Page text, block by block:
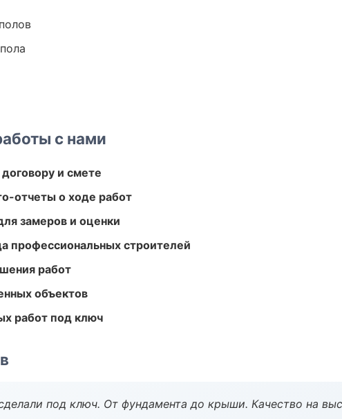
с нами
и смете
отчеты о ходе работ
замеров и оценки
профессиональных строителей
работ
объектов
работ под ключ
под ключ. От фундамента до крыши. Качество на